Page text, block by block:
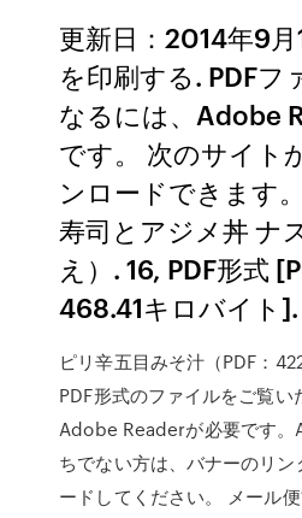
更新日：2014年9
を印刷する. PDFフ
なるには、Adobe
です。 次のサイト
ンロードできます
寿司とアジメ丼 ナ
え）. 16, PDF形式
468.41キロバイト].
ピリ辛五目みそ汁（PDF：
PDF形式のファイルをご覧い
Adobe Readerが必要です
ちでない方は、バナーのリ
ードしてください。 メール